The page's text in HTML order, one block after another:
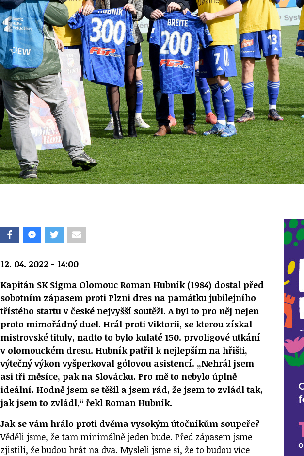
12. 04. 2022 - 14:00
Kapitán SK Sigma Olomouc Roman Hubník (1984) dostal před
sobotním zápasem proti Plzni dres na památku jubilejního
třístého startu v české nejvyšší soutěži. A byl to pro něj nejen
proto mimořádný duel. Hrál proti Viktorii, se kterou získal
mistrovské tituly, nadto to bylo kulaté 150. prvoligové utkání
v olomouckém dresu. Hubník patřil k nejlepším na hřišti,
výtečný výkon vyšperkoval gólovou asistencí. „Nehrál jsem
asi tři měsíce, pak na Slovácku. Pro mě to nebylo úplně
ideální. Hodně jsem se těšil a jsem rád, že jsem to zvládl tak,
jak jsem to zvládl,“ řekl Roman Hubník.
Jak se vám hrálo proti dvěma vysokým útočníkům soupeře?
Věděli jsme, že tam minimálně jeden bude. Před zápasem jsme
zjistili, že budou hrát na dva. Mysleli jsme si, že to budou více